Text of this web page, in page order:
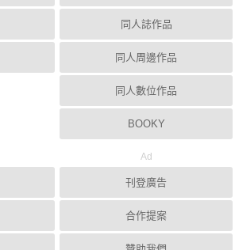
同人誌作品
同人周邊作品
同人數位作品
BOOKY
Ad
刊登廣告
合作提案